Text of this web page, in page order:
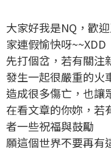
大家好我是NQ，歡
家連假愉快呀~~XDD
先打個岔，若有關注
發生一起很嚴重的火
造成很多傷亡，也讓
在看文章的你妳，若
者一些祝福與鼓勵
願這個世界不要再有